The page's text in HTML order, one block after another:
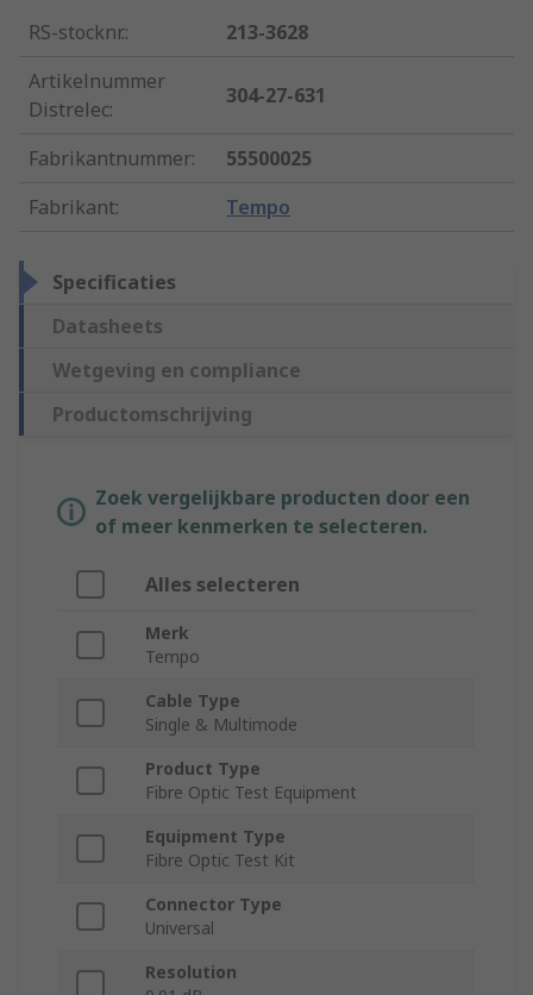
RS-stocknr.:
213-3628
Artikelnummer
Distrelec:
304-27-631
Fabrikantnummer:
55500025
Fabrikant: Tempo
Specificaties
Datasheets
Wetgeving en compliance
Productomschrijving
Zoek vergelijkbare producten door een
of meer kenmerken te selecteren.
Alles selecteren
Merk
Tempo
Cable Type
Single & Multimode
Product Type
Fibre Optic Test Equipment
Equipment Type
Fibre Optic Test Kit
Connector Type
Universal
Resolution